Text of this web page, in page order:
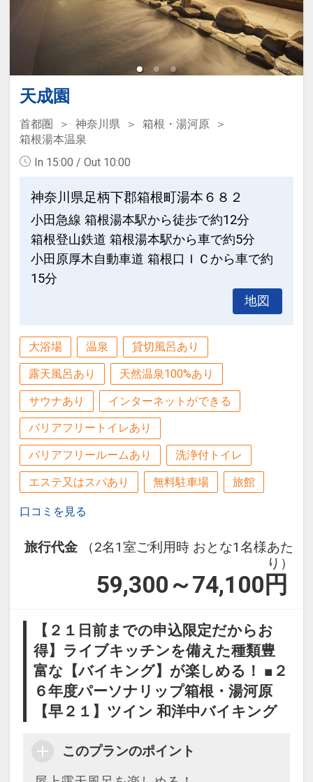
天成園
首都圏 神奈川県
箱根・湯河原
箱根湯本温泉
In 15:00 / Out 10:00
神奈川県足柄下郡箱根町湯本６８２
小田急線 箱根湯本駅から徒歩で約12分
箱根登山鉄道 箱根湯本駅から車で約5分
小田原厚木自動車道 箱根口ＩＣから車で約
15分
地図
大浴場 温泉 貸切風呂あり
露天風呂あり 天然温泉100%あり
サウナあり インターネットができる
バリアフリートイレあり
バリアフリールームあり 洗浄付トイレ
エステ又はスパあり 無料駐車場 旅館
口コミを見る
旅行代金
（2名1室ご利用時 おとな1名様あた
り）
59,300～74,100 円
【２１日前までの申込限定だからお
得】ライブキッチンを備えた種類豊
富な【バイキング】が楽しめる！ ■２
６年度パーソナリップ箱根・湯河原
【早２１】ツイン 和洋中バイキング
このプランのポイント